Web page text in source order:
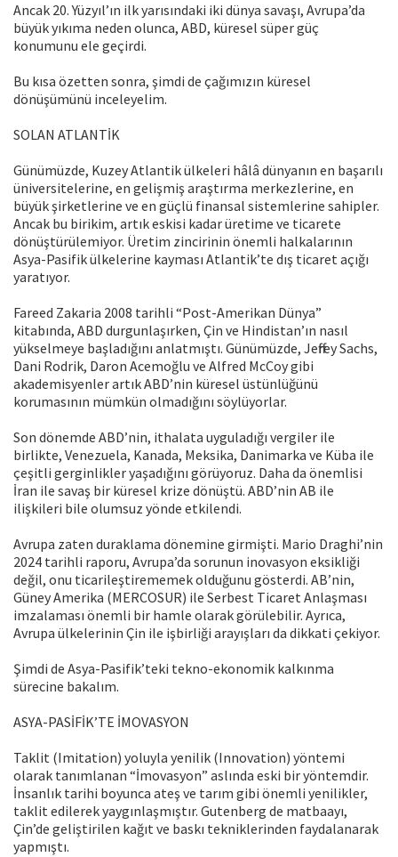
Ancak 20. Yüzyıl’ın ilk yarısındaki iki dünya savaşı, Avrupa’da
büyük yıkıma neden olunca, ABD, küresel süper güç
konumunu ele geçirdi.
Bu kısa özetten sonra, şimdi de çağımızın küresel
dönüşümünü inceleyelim.
SOLAN ATLANTİK
Günümüzde, Kuzey Atlantik ülkeleri hâlâ dünyanın en başarılı
üniversitelerine, en gelişmiş araştırma merkezlerine, en
büyük şirketlerine ve en güçlü finansal sistemlerine sahipler.
Ancak bu birikim, artık eskisi kadar üretime ve ticarete
dönüştürülemiyor. Üretim zincirinin önemli halkalarının
Asya-Pasifik ülkelerine kayması Atlantik’te dış ticaret açığı
yaratıyor.
Fareed Zakaria 2008 tarihli “Post-Amerikan Dünya”
kitabında, ABD durgunlaşırken, Çin ve Hindistan’ın nasıl
yükselmeye başladığını anlatmıştı. Günümüzde, Jeffrey Sachs,
Dani Rodrik, Daron Acemoğlu ve Alfred McCoy gibi
akademisyenler artık ABD’nin küresel üstünlüğünü
korumasının mümkün olmadığını söylüyorlar.
Son dönemde ABD’nin, ithalata uyguladığı vergiler ile
birlikte, Venezuela, Kanada, Meksika, Danimarka ve Küba ile
çeşitli gerginlikler yaşadığını görüyoruz. Daha da önemlisi
İran ile savaş bir küresel krize dönüştü. ABD’nin AB ile
ilişkileri bile olumsuz yönde etkilendi.
Avrupa zaten duraklama dönemine girmişti. Mario Draghi’nin
2024 tarihli raporu, Avrupa’da sorunun inovasyon eksikliği
değil, onu ticarileştirememek olduğunu gösterdi. AB’nin,
Güney Amerika (MERCOSUR) ile Serbest Ticaret Anlaşması
imzalaması önemli bir hamle olarak görülebilir. Ayrıca,
Avrupa ülkelerinin Çin ile işbirliği arayışları da dikkati çekiyor.
Şimdi de Asya-Pasifik’teki tekno-ekonomik kalkınma
sürecine bakalım.
ASYA-PASİFİK’TE İMOVASYON
Taklit (Imitation) yoluyla yenilik (Innovation) yöntemi
olarak tanımlanan “İmovasyon” aslında eski bir yöntemdir.
İnsanlık tarihi boyunca ateş ve tarım gibi önemli yenilikler,
taklit edilerek yaygınlaşmıştır. Gutenberg de matbaayı,
Çin’de geliştirilen kağıt ve baskı tekniklerinden faydalanarak
yapmıştı.